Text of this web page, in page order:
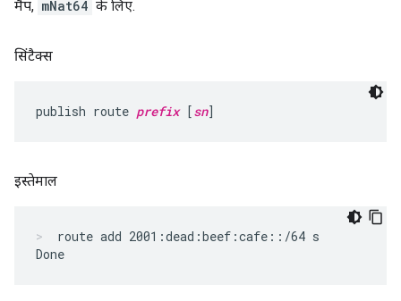
मैप, mNat64 के लिए.
सिंटैक्स
publish route prefix [sn]
इस्तेमाल
route add 2001:dead:beef:cafe::/64 s